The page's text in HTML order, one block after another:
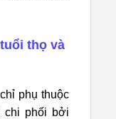
thọ và
phụ thuộc
chi phối bởi